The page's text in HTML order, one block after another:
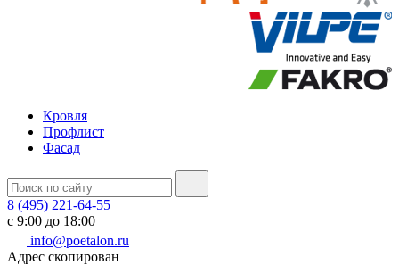
Кровля
Профлист
Фасад
8 (495) 221-64-55
с 9:00 до 18:00
info@poetalon.ru
Адрес скопирован